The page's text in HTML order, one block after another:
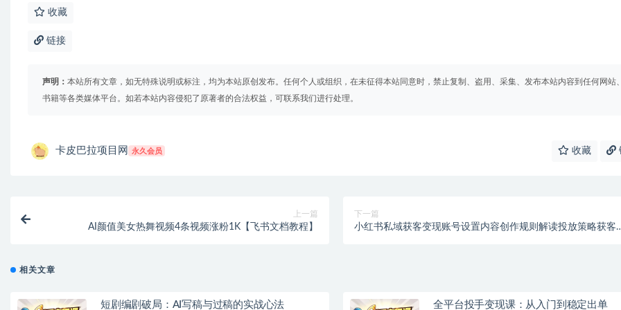
收藏
链接
声明： 本站所有文章，如无特殊说明或标注，均为本站原创发布。任何个人或组织，在未征得本站同意时，禁止复制、盗用、采集、发布本站内容到任何网站、
书籍等各类媒体平台。如若本站内容侵犯了原著者的合法权益，可联系我们进行处理。
卡皮巴拉项目网 永久会员 收藏
上一篇
AI颜值美女热舞视频4条视频涨粉1K【飞书文档教程】
下一篇
小红书私域获客变现账号设置内容创作规则解读投放策略获客
相关文章
短剧编剧破局：AI写稿与过稿的实战心法 全平台投手变现课：从入门到稳定出单